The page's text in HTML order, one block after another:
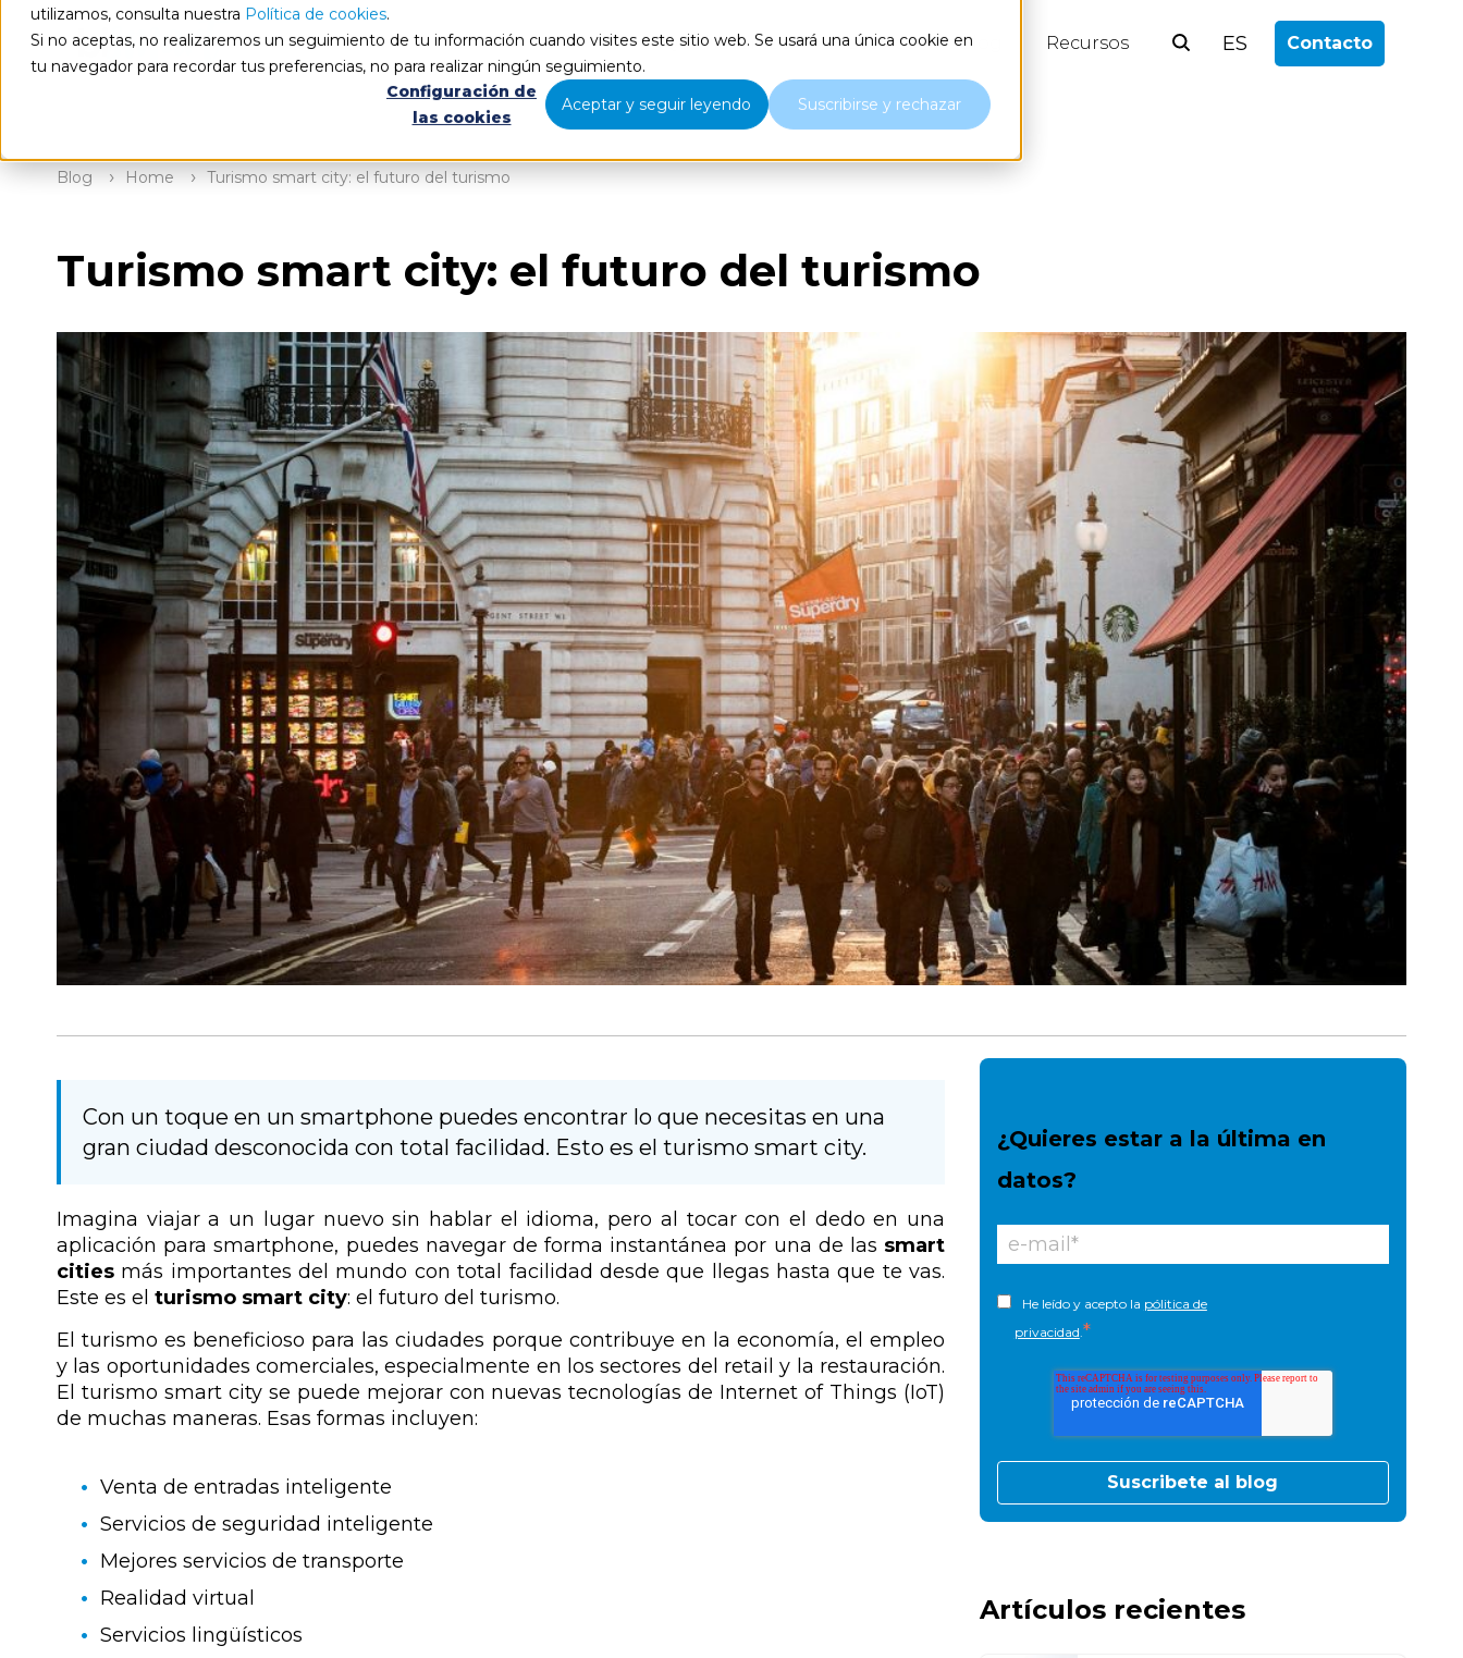
utilizamos, consulta nuestra Política de cookies.
Si no aceptas, no realizaremos un seguimiento de tu información cuando visites este sitio web. Se usará una única cookie en
tu navegador para recordar tus preferencias, no para realizar ningún seguimiento.
Configuración de
las cookies
Aceptar y seguir leyendo Suscribirse y rechazar
Qué hacemos Nosotros Blog Recursos ES Contacto
Blog Home Turismo smart city: el futuro del turismo
Turismo smart city: el futuro del turismo
Con un toque en un smartphone puedes encontrar lo que necesitas en una
gran ciudad desconocida con total facilidad. Esto es el turismo smart city.
Imagina viajar a un lugar nuevo sin hablar el idioma, pero al tocar con el dedo en una
aplicación para smartphone, puedes navegar de forma instantánea por una de las smart
cities más importantes del mundo con total facilidad desde que llegas hasta que te vas.
Este es el turismo smart city: el futuro del turismo.
El turismo es beneficioso para las ciudades porque contribuye en la economía, el empleo
y las oportunidades comerciales, especialmente en los sectores del retail y la restauración.
El turismo smart city se puede mejorar con nuevas tecnologías de Internet of Things (IoT)
de muchas maneras. Esas formas incluyen:
Venta de entradas inteligente
Servicios de seguridad inteligente
Mejores servicios de transporte
Realidad virtual
Servicios lingüísticos
¿Quieres estar a la última en
datos?
He leído y acepto la pólitica de
privacidad *
Artículos recientes